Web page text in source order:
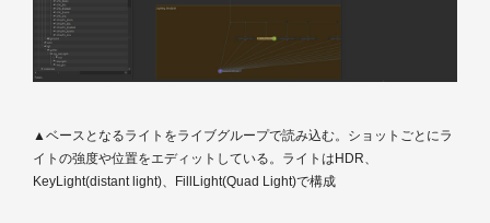
▲ベースとなるライトをライブグループで読み込む。ショットごとにラ
イトの強度や位置をエディットしている。ライトはHDR、
KeyLight(distant light)、FillLight(Quad Light)で構成